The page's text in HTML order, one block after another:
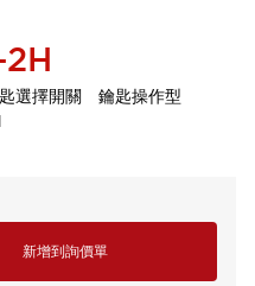
選擇開關 鑰匙操作型
新增到詢價單